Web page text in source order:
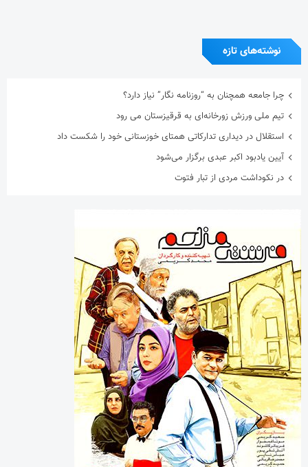
نوشته‌های تازه
چرا جامعه همچنان به “روزنامه نگار” نیاز دارد؟
تیم ملی ورزش زورخانه‌ای به قرقیزستان می رود
استقلال در دیداری تدارکاتی همتای خوزستانی خود را شکست داد
آیین یادبود اکبر عبدی برگزار می‌شود
در نکوداشت مردی از تبار فتوت